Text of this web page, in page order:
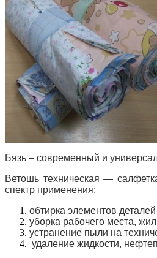
Бязь – современный и
Ветошь техническая —
спектр применения:
обтирка элементов
уборка рабочего места,
устранение пыли на
удаление жидкости,